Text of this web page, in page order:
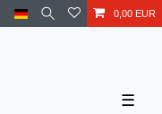
0,00 EUR
☰